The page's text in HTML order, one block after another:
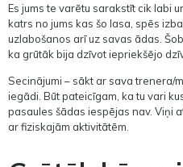
Es jums te varētu sarakstīt cik labi
katrs no jums kas šo lasa, spēs
uzlabošanos arī uz savas ādas.
ka grūtāk bija dzīvot iepriekšējo
Secinājumi – sākt ar sava trenera/
iegādi. Būt pateicīgam, ka tu vari
pasaules šādas iespējas nav. Viņi
ar fiziskajām aktivitātēm.